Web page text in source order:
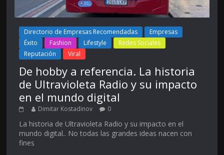
Directorio de Empresas Recomendadas
Empresas
Éxito
Fashion Lifestyle
Redes Sociales
Reputación
Viral
De hobby a referencia. La historia
de Ultravioleta Radio y su impacto
en el mundo digital
Dimitar Kostadinov 0
La historia de Ultravioleta Radio y su impacto en el
mundo digital.. No todas las grandes ideas nacen con
fines